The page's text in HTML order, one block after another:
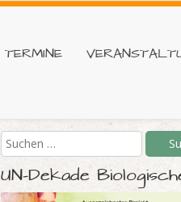
TERMINE
UN-Dekade